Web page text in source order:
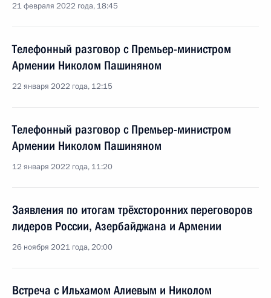
21 февраля 2022 года, 18:45
Телефонный разговор с Премьер-министром
Армении Николом Пашиняном
22 января 2022 года, 12:15
Телефонный разговор с Премьер-министром
Армении Николом Пашиняном
12 января 2022 года, 11:20
Заявления по итогам трёхсторонних переговоров
лидеров России, Азербайджана и Армении
26 ноября 2021 года, 20:00
Встреча с Ильхамом Алиевым и Николом